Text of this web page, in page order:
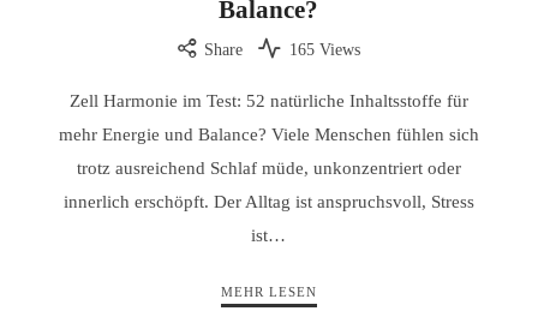
Balance?
Share 165 Views
Zell Harmonie im Test: 52 natürliche Inhaltsstoffe für
mehr Energie und Balance? Viele Menschen fühlen sich
trotz ausreichend Schlaf müde, unkonzentriert oder
innerlich erschöpft. Der Alltag ist anspruchsvoll, Stress
ist…
MEHR LESEN